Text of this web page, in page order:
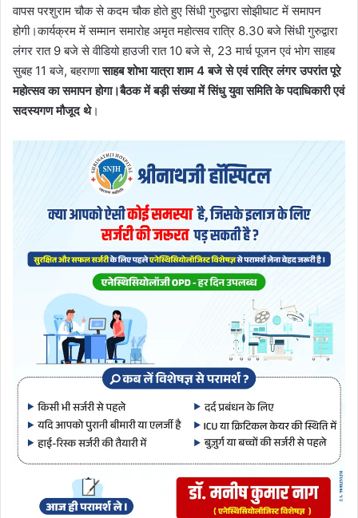
वापस परशुराम चौक से कदम चौक होते हुए सिंधी गुरुद्वारा सोझीघाट में समापन
होगी।कार्यक्रम में सम्मान समारोह अमृत महोत्सव रात्रि 8.30 बजे सिंधी गुरुद्वारा
लंगर रात 9 बजे से वीडियो हाउजी रात 10 बजे से, 23 मार्च पूजन एवं भोग साहब
सुबह 11 बजे, बहराणासाहब शोभा यात्रा शाम 4 बजे से एवं रात्रि लंगर उपरांत पूरे
महोत्सव का समापन होगा।बैठक में बड़ी संख्या में सिंधु युवा समिति के पदाधिकारी एवं
सदस्यगण मौजूद थे।